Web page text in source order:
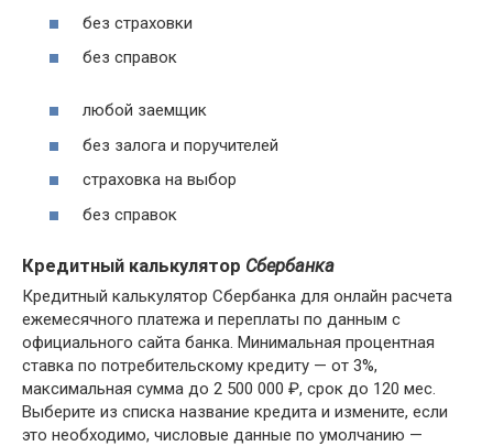
без страховки
без справок
любой заемщик
без залога и поручителей
страховка на выбор
без справок
Кредитный калькулятор Сбербанка
Кредитный калькулятор Сбербанка для онлайн расчета
ежемесячного платежа и переплаты по данным с
официального сайта банка. Минимальная процентная
ставка по потребительскому кредиту — от 3%,
максимальная сумма до 2 500 000 ₽, срок до 120 мес.
Выберите из списка название кредита и измените, если
это необходимо, числовые данные по умолчанию —